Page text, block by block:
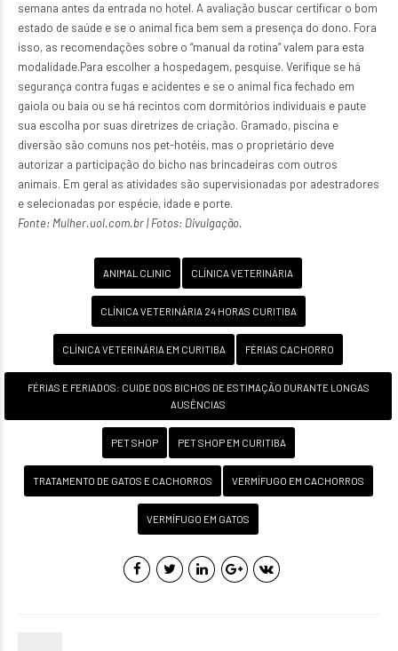
semana antes da entrada no hotel. A avaliação buscar certificar o bom
estado de saúde e se o animal fica bem sem a presença do dono. Fora
isso, as recomendações sobre o “manual da rotina” valem para esta
modalidade.Para escolher a hospedagem, pesquise. Verifique se há
segurança contra fugas e acidentes e se o animal fica fechado em
gaiola ou baia ou se há recintos com dormitórios individuais e paute
sua escolha por suas diretrizes de criação. Gramado, piscina e
diversão são comuns nos pet-hotéis, mas o proprietário deve
autorizar a participação do bicho nas brincadeiras com outros
animais. Em geral as atividades são supervisionadas por adestradores
e selecionadas por espécie, idade e porte.
Fonte: Mulher.uol.com.br | Fotos: Divulgação.
ANIMAL CLINIC CLÍNICA VETERINÁRIA
CLÍNICA VETERINÁRIA 24 HORAS CURITIBA
CLÍNICA VETERINÁRIA EM CURITIBA FÉRIAS CACHORRO
FÉRIAS E FERIADOS: CUIDE DOS BICHOS DE ESTIMAÇÃO DURANTE LONGAS
AUSÊNCIAS
PET SHOP PET SHOP EM CURITIBA
TRATAMENTO DE GATOS E CACHORROS VERMÍFUGO EM CACHORROS
VERMÍFUGO EM GATOS